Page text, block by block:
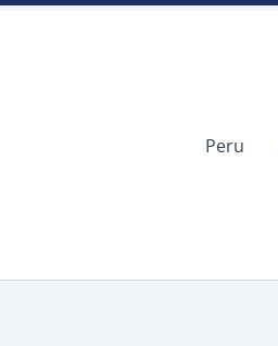
Peru